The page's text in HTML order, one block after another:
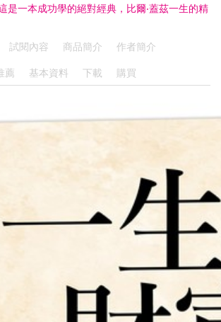
是一本成功學的絕對經典，比爾‧蓋茲一生的精
試閱內容 商品簡介
作者簡介
薦 基本資料 下載 購買